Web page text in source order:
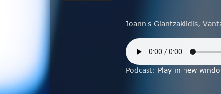
Ioannis Giantzaklidis,
Podcast: Play in new